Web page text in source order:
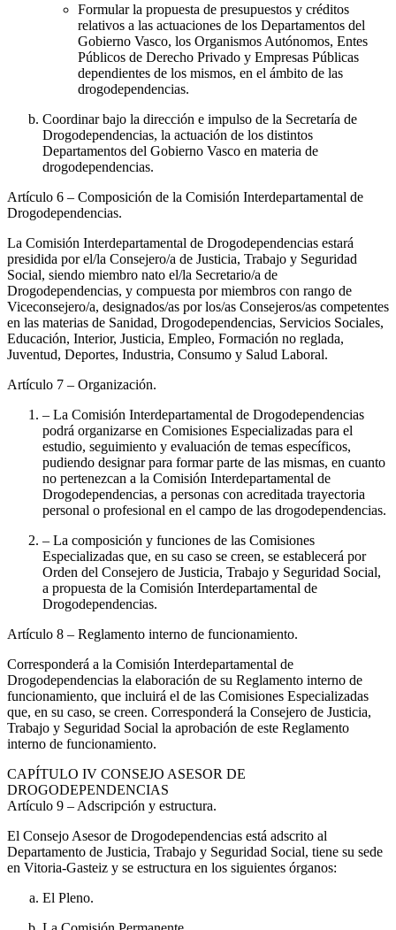
Formular la propuesta de presupuestos y créditos
relativos a las actuaciones de los Departamentos del
Gobierno Vasco, los Organismos Autónomos, Entes
Públicos de Derecho Privado y Empresas Públicas
dependientes de los mismos, en el ámbito de las
drogodependencias.
Coordinar bajo la dirección e impulso de la Secretaría de
Drogodependencias, la actuación de los distintos
Departamentos del Gobierno Vasco en materia de
drogodependencias.
Artículo 6 – Composición de la Comisión Interdepartamental de
Drogodependencias.
La Comisión Interdepartamental de Drogodependencias estará
presidida por el/la Consejero/a de Justicia, Trabajo y Seguridad
Social, siendo miembro nato el/la Secretario/a de
Drogodependencias, y compuesta por miembros con rango de
Viceconsejero/a, designados/as por los/as Consejeros/as competentes
en las materias de Sanidad, Drogodependencias, Servicios Sociales,
Educación, Interior, Justicia, Empleo, Formación no reglada,
Juventud, Deportes, Industria, Consumo y Salud Laboral.
Artículo 7 – Organización.
– La Comisión Interdepartamental de Drogodependencias
podrá organizarse en Comisiones Especializadas para el
estudio, seguimiento y evaluación de temas específicos,
pudiendo designar para formar parte de las mismas, en cuanto
no pertenezcan a la Comisión Interdepartamental de
Drogodependencias, a personas con acreditada trayectoria
personal o profesional en el campo de las drogodependencias.
– La composición y funciones de las Comisiones
Especializadas que, en su caso se creen, se establecerá por
Orden del Consejero de Justicia, Trabajo y Seguridad Social,
a propuesta de la Comisión Interdepartamental de
Drogodependencias.
Artículo 8 – Reglamento interno de funcionamiento.
Corresponderá a la Comisión Interdepartamental de
Drogodependencias la elaboración de su Reglamento interno de
funcionamiento, que incluirá el de las Comisiones Especializadas
que, en su caso, se creen. Corresponderá la Consejero de Justicia,
Trabajo y Seguridad Social la aprobación de este Reglamento
interno de funcionamiento.
CAPÍTULO IV CONSEJO ASESOR DE
DROGODEPENDENCIAS
Artículo 9 – Adscripción y estructura.
El Consejo Asesor de Drogodependencias está adscrito al
Departamento de Justicia, Trabajo y Seguridad Social, tiene su sede
en Vitoria-Gasteiz y se estructura en los siguientes órganos:
El Pleno.